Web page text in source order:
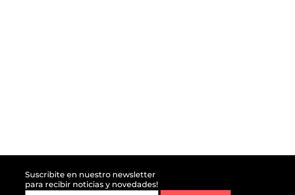
Suscribite en nuestro newsletter
para recibir noticias y novedades!